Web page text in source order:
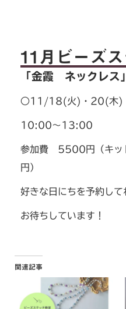
11月ビーズ
「金霞 ネックレス 」
○11/18(火) ・20(木)
10:00～13:00
参加費 5500円（キ
円）
好きな日にちを予約して
お待ちしています！
関連記事